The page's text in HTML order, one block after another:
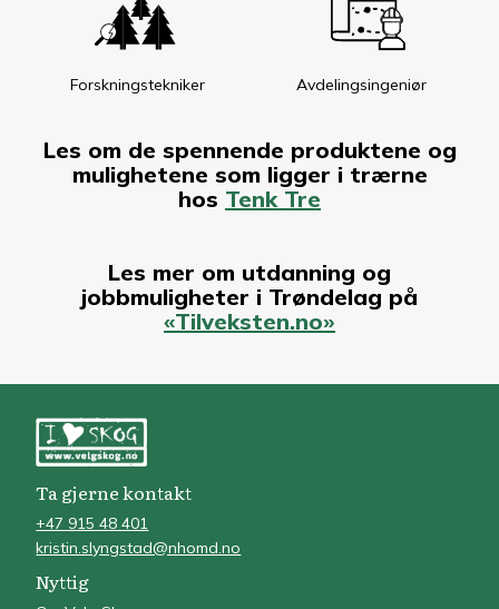
Forskningstekniker Avdelingsingeniør
Les om de spennende produktene og
mulighetene som ligger i trærne
hos Tenk Tre
Les mer om utdanning og
jobbmuligheter i Trøndelag på
«Tilveksten.no»
Ta gjerne kontakt
+47 915 48 401
kristin.slyngstad@nhomd.no
Nyttig